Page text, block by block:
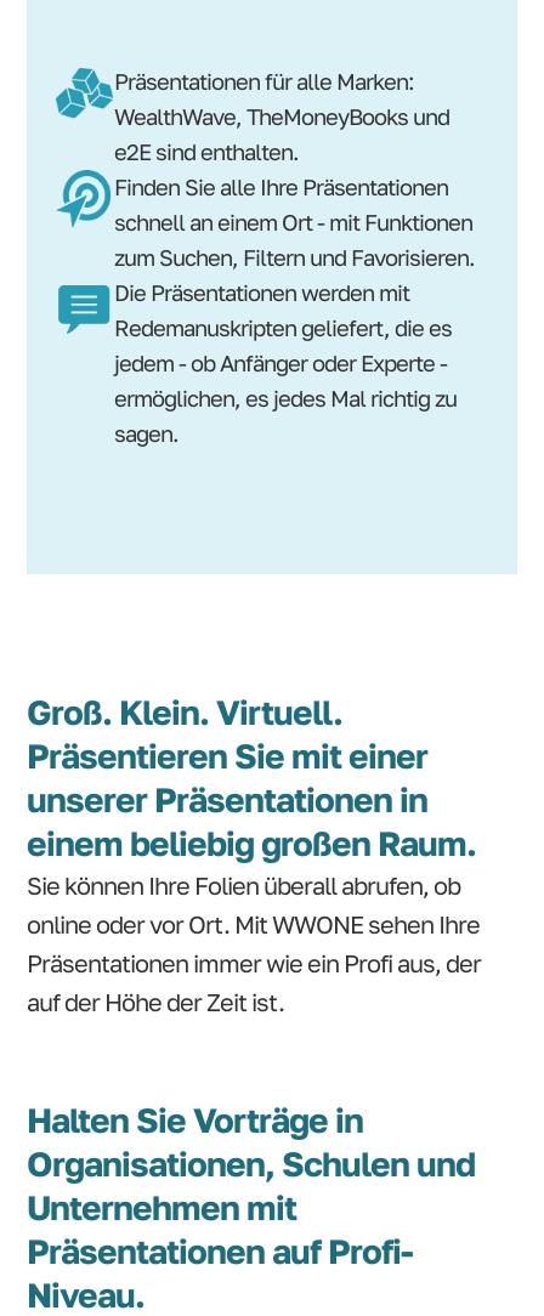
Präsentationen für alle Marken:
WealthWave, TheMoneyBooks und
e2E sind enthalten.
Finden Sie alle Ihre Präsentationen
schnell an einem Ort - mit Funktionen
zum Suchen, Filtern und Favorisieren.
Die Präsentationen werden mit
Redemanuskripten geliefert, die es
jedem - ob Anfänger oder Experte -
ermöglichen, es jedes Mal richtig zu
sagen.
Groß. Klein. Virtuell.
Präsentieren Sie mit einer
unserer Präsentationen in
einem beliebig großen Raum.
Sie können Ihre Folien überall abrufen, ob
online oder vor Ort. Mit WWONE sehen Ihre
Präsentationen immer wie ein Profi aus, der
auf der Höhe der Zeit ist.
Halten Sie Vorträge in
Organisationen, Schulen und
Unternehmen mit
Präsentationen auf Profi-
Niveau.